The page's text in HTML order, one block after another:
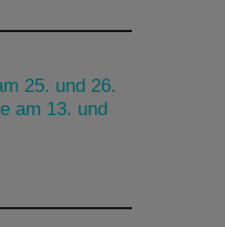
25. und 26.
am 13. und